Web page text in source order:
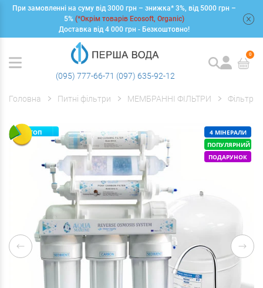
При замовленні на суму від 3000 грн – знижка* 3%, від 5000 грн –
5% (*Окрім товарів Ecosoft, Organic)
Доставка від 4 000 грн - Безкоштовно!
(095) 777-66-71 (097) 635-92-12
0
Головна Питні фільтри МЕМБРАННІ ФІЛЬТРИ Фільтри
ТОП
4 МІНЕРАЛИ
ПОПУЛЯРНИЙ
ПОДАРУНОК